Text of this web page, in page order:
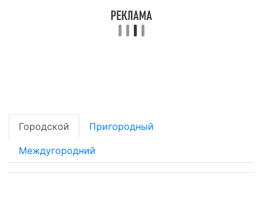
Городской Пригородный
Междугородний